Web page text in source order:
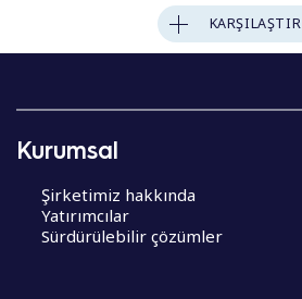
KARŞILAŞTIR
Kurumsal
Şirketimiz hakkında
Yatırımcılar
Sürdürülebilir çözümler